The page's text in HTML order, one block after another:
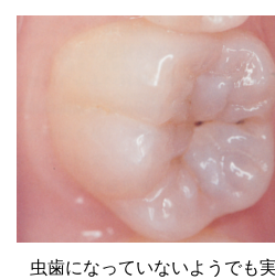
虫歯になっていないようでも